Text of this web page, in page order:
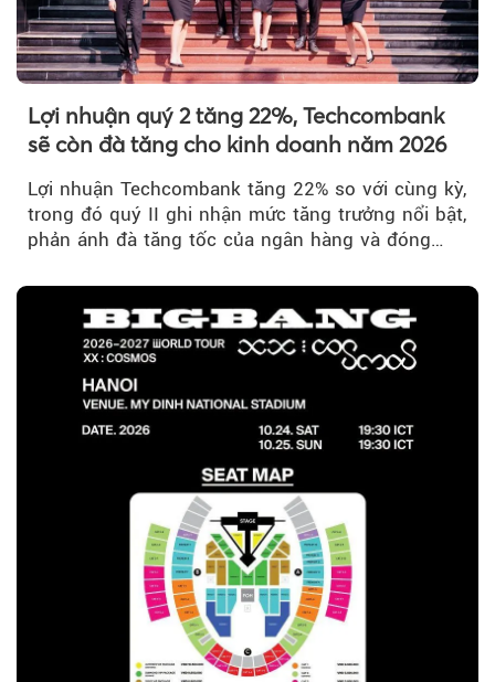
Lợi nhuận quý 2 tăng 22%, Techcombank
sẽ còn đà tăng cho kinh doanh năm 2026
Lợi nhuận Techcombank tăng 22% so với cùng kỳ,
trong đó quý II ghi nhận mức tăng trưởng nổi bật,
phản ánh đà tăng tốc của ngân hàng và đóng